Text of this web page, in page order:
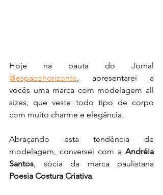
@espacohorizonte, apresentarei a
vocês uma marca com modelagem all
sizes, que veste todo tipo de corpo
com muito charme e elegância.
Abraçando esta tendência de
modelagem, conversei com a Andréia
Santos
Poesia Costura Criativa.